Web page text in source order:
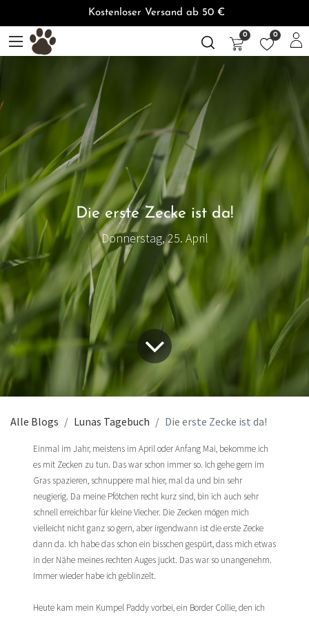
Kostenloser Versand ab 50 €
0 0
Die erste Zecke ist da!
Donnerstag, 25. April
Alle Blogs Lunas Tagebuch Die erste Zecke ist da!
Einmal im Jahr, meistens im April oder Anfang Mai, bekomme ich
es mit Zecken zu tun. Das war schon immer so. Ich gehe gern im
Gras spazieren, schnuppere mal hier, mal da und bin sehr
neugierig. Da meine Pfötchen recht kurz sind, bin ich auch sehr
schnell erreichbar für kleine Viecher. Die Zecken mögen mich
vielleicht nicht ganz so gern, aber irgendwann ist die erste Zecke
dann da. Ich habe das schon ein bisschen gespürt, dass mich etwas
in der Nähe meines rechten Auges juckt. Das war so unangenehm.
Immer wieder habe ich geblinzelt.
Heute kam mein Kumpel Paddy vorbei, ein Border Collie, den ich